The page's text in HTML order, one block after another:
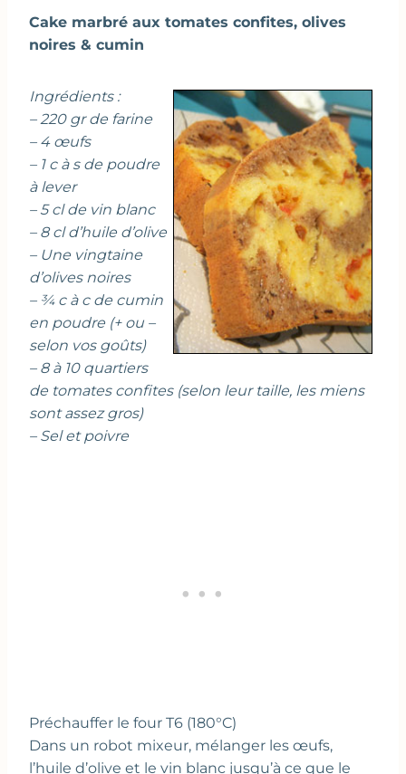
Cake marbré aux tomates confites, olives
noires & cumin
Ingrédients :
– 220 gr de farine
– 4 œufs
– 1 c à s de poudre
à lever
– 5 cl de vin blanc
– 8 cl d’huile d’olive
– Une vingtaine
d’olives noires
– ¾ c à c de cumin
en poudre (+ ou –
selon vos goûts)
– 8 à 10 quartiers
de tomates confites (selon leur taille, les miens
sont assez gros)
– Sel et poivre
Préchauffer le four T6 (180°C)
Dans un robot mixeur, mélanger les œufs,
l’huile d’olive et le vin blanc jusqu’à ce que le